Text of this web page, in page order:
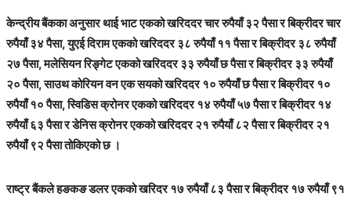
केन्द्रीय बैंकका अनुसार थाई भाट एकको खरिददर चार रुपैयाँ ३२ पैसा र बिक्रीदर चार
रुपैयाँ ३४ पैसा, युएई दिराम एकको खरिददर ३८ रुपैयाँ ११ पैसा र बिक्रीदर ३८ रुपैयाँ
२७ पैसा, मलेसियन रिङ्गेट एकको खरिददर ३३ रुपैयाँ छ पैसा र बिक्रीदर ३३ रुपैयाँ
२० पैसा, साउथ कोरियन वन एक सयको खरिददर १० रुपैयाँ छ पैसा र बिक्रीदर १०
रुपैयाँ १० पैसा, स्विडिस क्रोनर एकको खरिददर १४ रुपैयाँ ५७ पैसा र बिक्रीदर १४
रुपैयाँ ६३ पैसा र डेनिस क्रोनर एकको खरिददर २१ रुपैयाँ ८२ पैसा र बिक्रीदर २१
रुपैयाँ ९२ पैसा तोकिएको छ ।
राष्ट्र बैंकले हङकङ डलर एकको खरिदर १७ रुपैयाँ ८३ पैसा र बिक्रीदर १७ रुपैयाँ ९१